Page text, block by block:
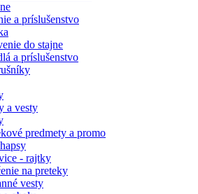
a príslušenstvo
do stajne
a príslušenstvo
a vesty
predmety a promo
- rajtky
na preteky
vesty